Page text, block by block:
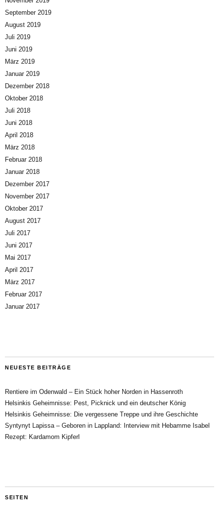
September 2019
August 2019
Juli 2019
Juni 2019
März 2019
Januar 2019
Dezember 2018
Oktober 2018
Juli 2018
Juni 2018
April 2018
März 2018
Februar 2018
Januar 2018
Dezember 2017
November 2017
Oktober 2017
August 2017
Juli 2017
Juni 2017
Mai 2017
April 2017
März 2017
Februar 2017
Januar 2017
NEUESTE BEITRÄGE
Rentiere im Odenwald – Ein Stück hoher Norden in Hassenroth
Helsinkis Geheimnisse: Pest, Picknick und ein deutscher König
Helsinkis Geheimnisse: Die vergessene Treppe und ihre Geschichte
Syntynyt Lapissa – Geboren in Lappland: Interview mit Hebamme Isabel
Rezept: Kardamom Kipferl
SEITEN